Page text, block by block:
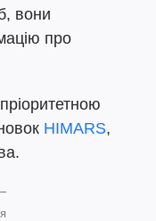
вони
про
HIMARS,